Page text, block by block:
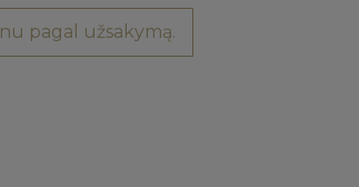
pagal užsakymą.